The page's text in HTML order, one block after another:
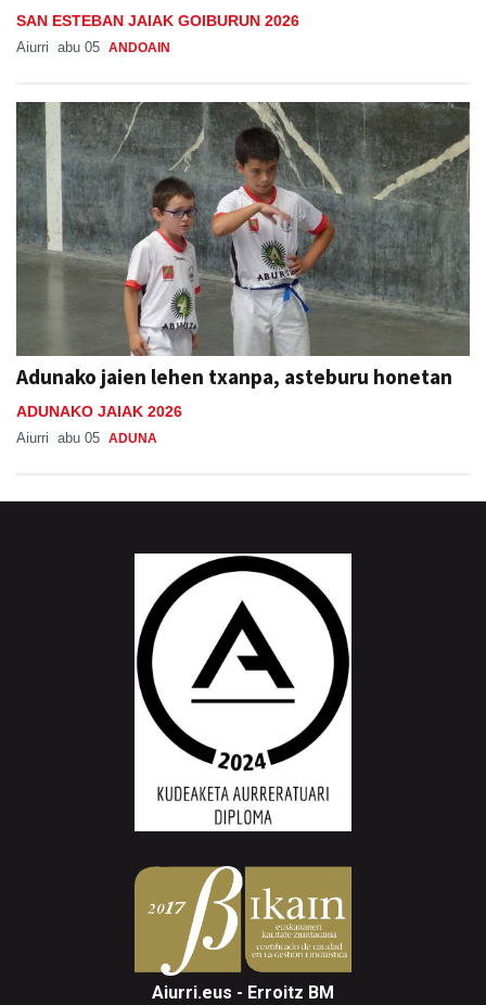
SAN ESTEBAN JAIAK GOIBURUN 2026
Aiurri abu 05 ANDOAIN
Adunako jaien lehen txanpa, asteburu honetan
ADUNAKO JAIAK 2026
Aiurri abu 05 ADUNA
Aiurri.eus - Erroitz BM